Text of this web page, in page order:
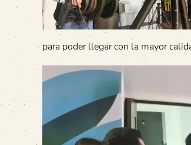
para poder llegar con la mayor